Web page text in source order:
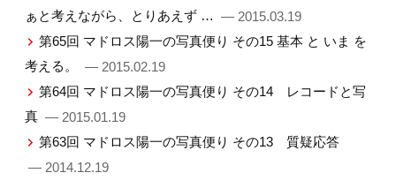
ぁと考えながら、とりあえず … — 2015.03.19
第65回 マドロス陽一の写真便り その15 基本 と いま を
考える。
— 2015.02.19
第64回 マドロス陽一の写真便り その14 レコードと写
真 — 2015.01.19
第63回 マドロス陽一の写真便り その13 質疑応答
— 2014.12.19